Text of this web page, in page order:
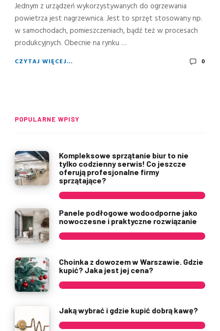
Jednym z urządzeń wykorzystywanych do ogrzewania
powietrza jest nagrzewnica. Jest to sprzęt stosowany np.
w samochodach, pomieszczeniach, bądź też w procesach
produkcyjnych. Obecnie na rynku …
CZYTAJ WIĘCEJ... 0
POPULARNE WPISY
Kompleksowe sprzątanie biur to nie
tylko codzienny serwis! Co jeszcze
oferują profesjonalne firmy
sprzątające?
Panele podłogowe wodoodporne jako
nowoczesne i praktyczne rozwiązanie
Choinka z dowozem w Warszawie. Gdzie
kupić? Jaka jest jej cena?
Jaką wybrać i gdzie kupić dobrą kawę?